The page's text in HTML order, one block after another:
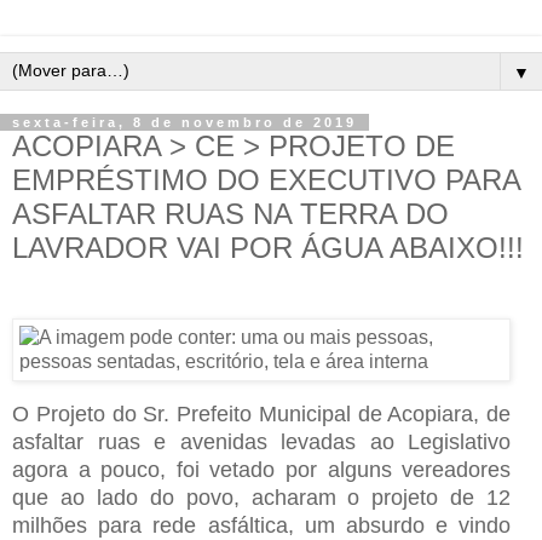
▼
sexta-feira, 8 de novembro de 2019
ACOPIARA > CE > PROJETO DE
EMPRÉSTIMO DO EXECUTIVO PARA
ASFALTAR RUAS NA TERRA DO
LAVRADOR VAI POR ÁGUA ABAIXO!!!
O Projeto do Sr. Prefeito Municipal de Acopiara, de
asfaltar ruas e avenidas levadas ao Legislativo
agora a pouco, foi vetado por alguns vereadores
que ao lado do povo, acharam o projeto de 12
milhões para rede asfáltica, um absurdo e vindo